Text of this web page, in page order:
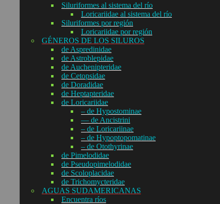
Siluriformes al sistema del río
Loricariidae al sistema del río
Siluriformes por región
Loricariidae por región
GÉNEROS DE LOS SILUROS
de Aspredinidae
de Astroblepidae
de Auchenipteridae
de Cetopsidae
de Doradidae
de Heptapteridae
de Loricariidae
– de Hypostominae
— de Ancistrini
– de Loricariinae
– de Hypoptopomatinae
– de Otothyrinae
de Pimelodidae
de Pseudopimelodidae
de Scoloplacidae
de Trichomycteridae
AGUAS SUDAMERICANAS
Encuentra ríos